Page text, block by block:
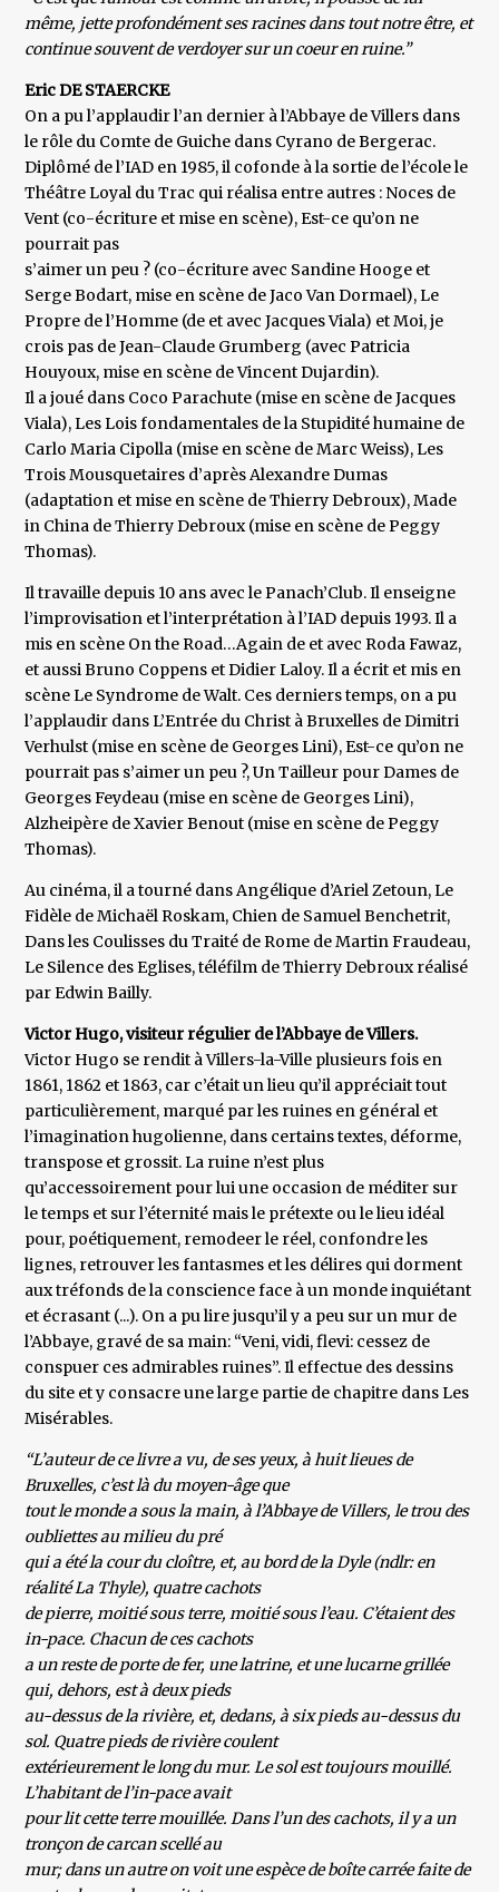
même, jette profondément ses racines dans tout notre être, et
continue souvent de verdoyer sur un coeur en ruine.”
Eric DE STAERCKE
On a pu l’applaudir l’an dernier à l’Abbaye de Villers dans
le rôle du Comte de Guiche dans Cyrano de Bergerac.
Diplômé de l’IAD en 1985, il cofonde à la sortie de l’école le
Théâtre Loyal du Trac qui réalisa entre autres : Noces de
Vent (co-écriture et mise en scène), Est-ce qu’on ne
pourrait pas
s’aimer un peu ? (co-écriture avec Sandine Hooge et
Serge Bodart, mise en scène de Jaco Van Dormael), Le
Propre de l’Homme (de et avec Jacques Viala) et Moi, je
crois pas de Jean-Claude Grumberg (avec Patricia
Houyoux, mise en scène de Vincent Dujardin).
Il a joué dans Coco Parachute (mise en scène de Jacques
Viala), Les Lois fondamentales de la Stupidité humaine de
Carlo Maria Cipolla (mise en scène de Marc Weiss), Les
Trois Mousquetaires d’après Alexandre Dumas
(adaptation et mise en scène de Thierry Debroux), Made
in China de Thierry Debroux (mise en scène de Peggy
Thomas).
Il travaille depuis 10 ans avec le Panach’Club. Il enseigne
l’improvisation et l’interprétation à l’IAD depuis 1993. Il a
mis en scène On the Road…Again de et avec Roda Fawaz,
et aussi Bruno Coppens et Didier Laloy. Il a écrit et mis en
scène Le Syndrome de Walt. Ces derniers temps, on a pu
l’applaudir dans L’Entrée du Christ à Bruxelles de Dimitri
Verhulst (mise en scène de Georges Lini), Est-ce qu’on ne
pourrait pas s’aimer un peu ?, Un Tailleur pour Dames de
Georges Feydeau (mise en scène de Georges Lini),
Alzheipère de Xavier Benout (mise en scène de Peggy
Thomas).
Au cinéma, il a tourné dans Angélique d’Ariel Zetoun, Le
Fidèle de Michaël Roskam, Chien de Samuel Benchetrit,
Dans les Coulisses du Traité de Rome de Martin Fraudeau,
Le Silence des Eglises, téléfilm de Thierry Debroux réalisé
par Edwin Bailly.
Victor Hugo, visiteur régulier de l’Abbaye de Villers.
Victor Hugo se rendit à Villers-la-Ville plusieurs fois en
1861, 1862 et 1863, car c’était un lieu qu’il appréciait tout
particulièrement, marqué par les ruines en général et
l’imagination hugolienne, dans certains textes, déforme,
transpose et grossit. La ruine n’est plus
qu’accessoirement pour lui une occasion de méditer sur
le temps et sur l’éternité mais le prétexte ou le lieu idéal
pour, poétiquement, remodeer le réel, confondre les
lignes, retrouver les fantasmes et les délires qui dorment
aux tréfonds de la conscience face à un monde inquiétant
et écrasant (...). On a pu lire jusqu’il y a peu sur un mur de
l’Abbaye, gravé de sa main: “Veni, vidi, flevi: cessez de
conspuer ces admirables ruines”. Il effectue des dessins
du site et y consacre une large partie de chapitre dans Les
Misérables.
“L’auteur de ce livre a vu, de ses yeux, à huit lieues de
Bruxelles, c’est là du moyen-âge que
tout le monde a sous la main, à l’Abbaye de Villers, le trou des
oubliettes au milieu du pré
qui a été la cour du cloître, et, au bord de la Dyle (ndlr: en
réalité La Thyle), quatre cachots
de pierre, moitié sous terre, moitié sous l’eau. C’étaient des
in-pace. Chacun de ces cachots
a un reste de porte de fer, une latrine, et une lucarne grillée
qui, dehors, est à deux pieds
au-dessus de la rivière, et, dedans, à six pieds au-dessus du
sol. Quatre pieds de rivière coulent
extérieurement le long du mur. Le sol est toujours mouillé.
L’habitant de l’in-pace avait
pour lit cette terre mouillée. Dans l’un des cachots, il y a un
tronçon de carcan scellé au
mur; dans un autre on voit une espèce de boîte carrée faite de